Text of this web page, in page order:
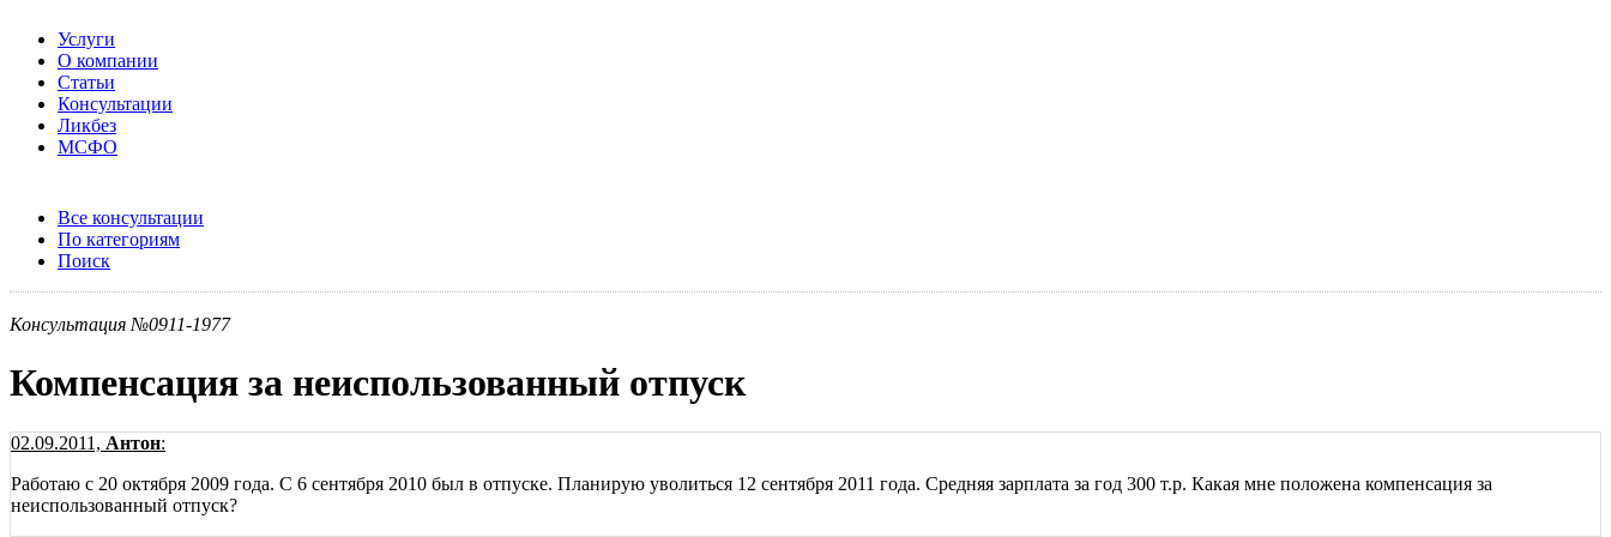
Услуги
О компании
Статьи
Консультации
Ликбез
МСФО
Все консультации
По категориям
Поиск
Консультация №0911-1977
Компенсация за неиспользованный отпуск
02.09.2011, Антон:
Работаю с 20 октября 2009 года. С 6 сентября 2010 был в отпуске. Планирую уволиться 12 сентября 2011 года. Средняя зарплата за год 300 т.р. Какая мне положена компенсация за
неиспользованный отпуск?